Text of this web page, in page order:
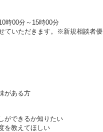
00分～15時00分
ていただきます。※新規相談者
がある方
ができるか知りたい
を教えてほしい